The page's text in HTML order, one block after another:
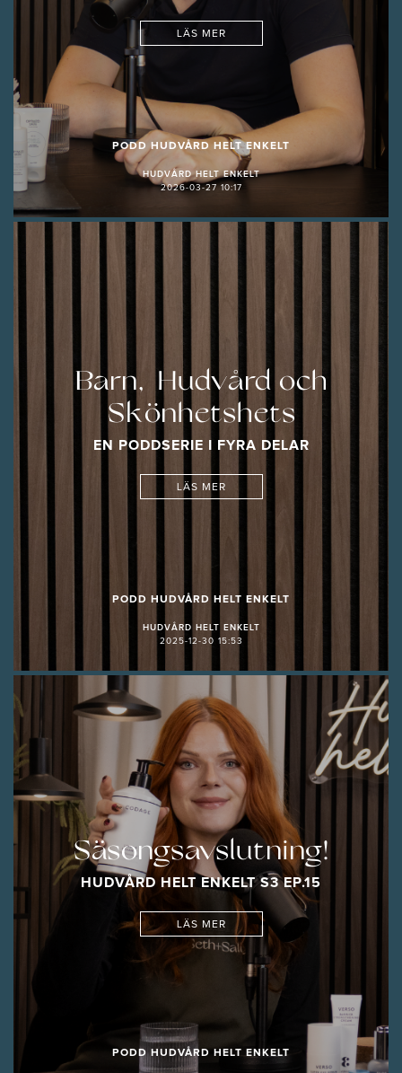
LÄS MER
PODD HUDVÅRD HELT ENKELT
HUDVÅRD HELT ENKELT
2026-03-27 10:17
Barn, Hudvård och
Skönhetshets
EN PODDSERIE I FYRA DELAR
LÄS MER
PODD HUDVÅRD HELT ENKELT
HUDVÅRD HELT ENKELT
2025-12-30 15:53
Säsongsavslutning!
HUDVÅRD HELT ENKELT S3 EP.15
LÄS MER
PODD HUDVÅRD HELT ENKELT